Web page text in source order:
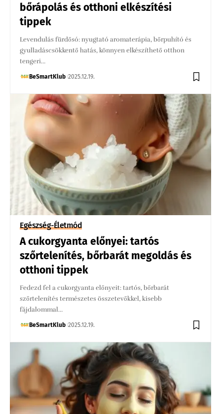
bőrápolás és otthoni elkészítési
tippek
Levendulás fürdősó: nyugtató aromaterápia, bőrpuhító és
gyulladáscsökkentő hatás, könnyen elkészíthető otthon
tengeri…
BeSmartKlub 2025.12.19.
Egészség-Életmód
A cukorgyanta előnyei: tartós
szőrtelenítés, bőrbarát megoldás és
otthoni tippek
Fedezd fel a cukorgyanta előnyeit: tartós, bőrbarát
szőrtelenítés természetes összetevőkkel, kisebb
fájdalommal…
BeSmartKlub 2025.12.19.